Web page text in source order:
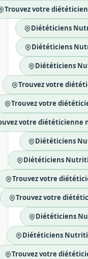
Trouvez votre
Diététiciens
Diététiciens
Diététiciens
Trouvez votre
Trouvez votre
votre diététicienne
Diététiciens
Diététiciens
Trouvez votre
Trouvez votre
Diététiciens
Diététiciens
Trouvez votre